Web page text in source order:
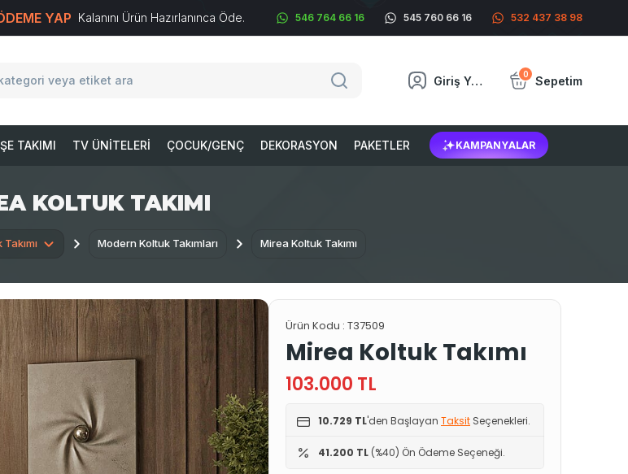
YAP Kalanını Ürün Hazırlanınca Öde. 546 764 66 16 545 760 66 16 532 437 38 98
Giriş Yap 0 Sepetim
TAKIMI TV ÜNITELERI ÇOCUK/GENÇ DEKORASYON PAKETLER KAMPANYALAR
KOLTUK TAKIMI
Modern Koltuk Takımları Mirea Koltuk Takımı
Ürün Kodu : T37509
Mirea Koltuk Takımı
103.000 TL
10.729 TL'den Başlayan Taksit Seçenekleri.
41.200 TL (%40) Ön Ödeme Seçeneği.
-Soft E-TicaretSistemleriyle Hazırlanmıştır.